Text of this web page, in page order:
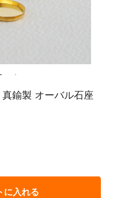
鍮製 オーバル石座
に入れる